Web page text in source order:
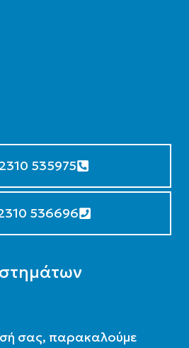
535975
536696
σας, παρακαλούμε